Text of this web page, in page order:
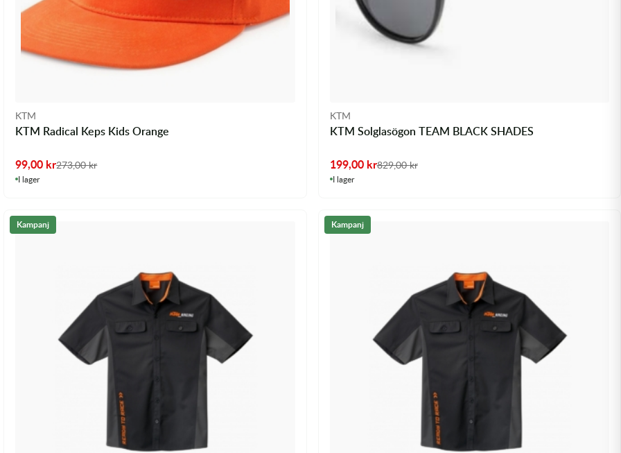
KTM
KTM Radical Keps Kids Orange
99,00 kr273,00kr
I lager
KTM
KTM Solglasögon TEAM BLACK SHADES
199,00 kr829,00kr
I lager
Kampanj Kampanj